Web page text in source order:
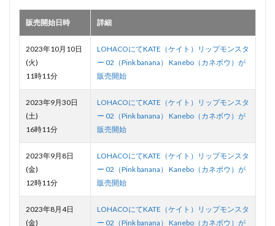
販売開始日時 詳細
2023年10月10日
(火)
11時11分
LOHACOにてKATE（ケイト）リップモンスタ
ー 02（Pink banana） Kanebo（カネボウ）が
販売開始
2023年9月30日
(土)
16時11分
LOHACOにてKATE（ケイト）リップモンスタ
ー 02（Pink banana） Kanebo（カネボウ）が
販売開始
2023年9月8日
(金)
12時11分
LOHACOにてKATE（ケイト）リップモンスタ
ー 02（Pink banana） Kanebo（カネボウ）が
販売開始
2023年8月4日
(金)
LOHACOにてKATE（ケイト）リップモンスタ
ー 02（Pink banana） Kanebo（カネボウ）が